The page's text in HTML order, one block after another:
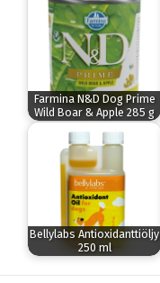
Farmina N&D Dog Prime
Wild Boar & Apple 285 g
Bellylabs Antioxidanttiöljy
250 ml